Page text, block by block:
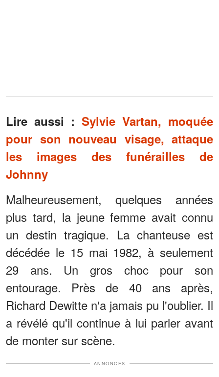
Lire aussi : Sylvie Vartan, moquée
pour son nouveau visage, attaque
les images des funérailles de
Johnny
Malheureusement, quelques années
plus tard, la jeune femme avait connu
un destin tragique. La chanteuse est
décédée le 15 mai 1982, à seulement
29 ans. Un gros choc pour son
entourage. Près de 40 ans après,
Richard Dewitte n'a jamais pu l'oublier. Il
a révélé qu'il continue à lui parler avant
de monter sur scène.
ANNONCES